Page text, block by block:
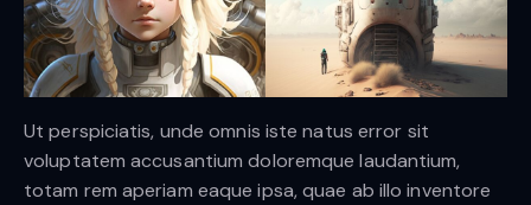
Ut perspiciatis, unde omnis iste natus error sit
voluptatem accusantium doloremque laudantium,
totam rem aperiam eaque ipsa, quae ab illo inventore